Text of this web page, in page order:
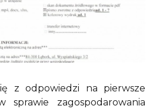
z odpowiedzi na pierwsze
zagospodarowania